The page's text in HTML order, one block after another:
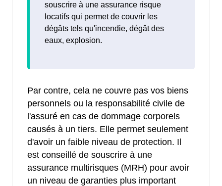
souscrire à une assurance risque
locatifs qui permet de couvrir les
dégâts tels qu'incendie, dégât des
eaux, explosion.
Par contre, cela ne couvre pas vos biens
personnels ou la responsabilité civile de
l'assuré en cas de dommage corporels
causés à un tiers. Elle permet seulement
d'avoir un faible niveau de protection. Il
est conseillé de souscrire à une
assurance multirisques (MRH) pour avoir
un niveau de garanties plus important